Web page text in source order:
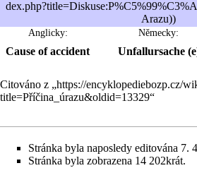
)
Anglicky: Německy:
Cause of accident Unfallursache
Citováno z „https://encyklopediebozp.cz/
title=Příčina_úrazu&oldid=13329“
Stránka byla naposledy editována 7.
Stránka byla zobrazena 14 202krát.